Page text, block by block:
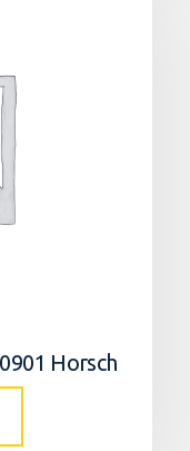
Horsch